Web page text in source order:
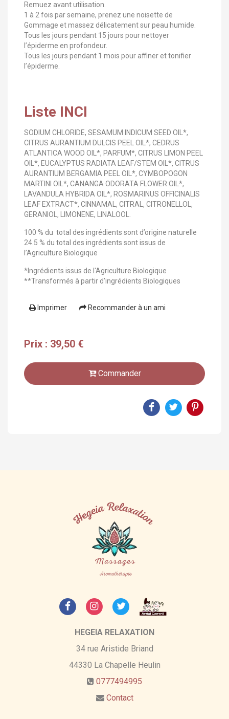
Remuez avant utilisation.
1 à 2 fois par semaine, prenez une noisette de
Gommage et massez délicatement sur peau humide.
Tous les jours pendant 15 jours pour nettoyer
l’épiderme en profondeur.
Tous les jours pendant 1 mois pour affiner et tonifier
l’épiderme.
Liste INCI
SODIUM CHLORIDE, SESAMUM INDICUM SEED OIL*,
CITRUS AURANTIUM DULCIS PEEL OIL*, CEDRUS
ATLANTICA WOOD OIL*, PARFUM*, CITRUS LIMON PEEL
OIL*, EUCALYPTUS RADIATA LEAF/STEM OIL*, CITRUS
AURANTIUM BERGAMIA PEEL OIL*, CYMBOPOGON
MARTINI OIL*, CANANGA ODORATA FLOWER OIL*,
LAVANDULA HYBRIDA OIL*, ROSMARINUS OFFICINALIS
LEAF EXTRACT*, CINNAMAL, CITRAL, CITRONELLOL,
GERANIOL, LIMONENE, LINALOOL.
100 % du total des ingrédients sont d’origine naturelle
24.5 % du total des ingrédients sont issus de
l’Agriculture Biologique
*Ingrédients issus de l'Agriculture Biologique
**Transformés à partir d’ingrédients Biologiques
Imprimer Recommander à un ami
Prix : 39,50 €
Commander
HEGEIA RELAXATION
34 rue Aristide Briand
44330 La Chapelle Heulin
0777494995
Contact